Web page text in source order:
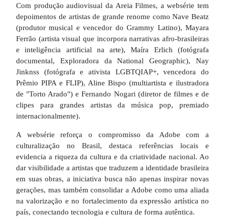
Com produção audiovisual da Areia Filmes, a websérie tem
depoimentos de artistas de grande renome como Nave Beatz
(produtor musical e vencedor do Grammy Latino), Mayara
Ferrão (artista visual que incorpora narrativas afro-brasileiras
e inteligência artificial na arte), Maíra Erlich (fotógrafa
documental, Exploradora da National Geographic), Nay
Jinknss (fotógrafa e ativista LGBTQIAP+, vencedora do
Prêmio PIPA e FLIP), Aline Bispo (multiartista e ilustradora
de "Torto Arado") e Fernando Nogari (diretor de filmes e de
clipes para grandes artistas da música pop, premiado
internacionalmente).
A websérie reforça o compromisso da Adobe com a
culturalização no Brasil, destaca referências locais e
evidencia a riqueza da cultura e da criatividade nacional. Ao
dar visibilidade a artistas que traduzem a identidade brasileira
em suas obras, a iniciativa busca não apenas inspirar novas
gerações, mas também consolidar a Adobe como uma aliada
na valorização e no fortalecimento da expressão artística no
país, conectando tecnologia e cultura de forma autêntica.